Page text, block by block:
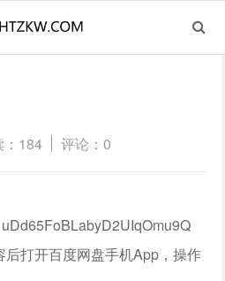
：184 评论：0
后打开百度网盘手机App，操作